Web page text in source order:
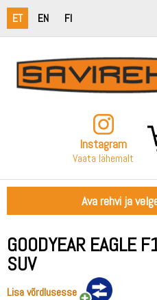
ET EN FI
Instagram
Vaata lähemalt
Ava rehvi ja
GOODYEAR EAGLE
SUV
Lisa võrdlusesse